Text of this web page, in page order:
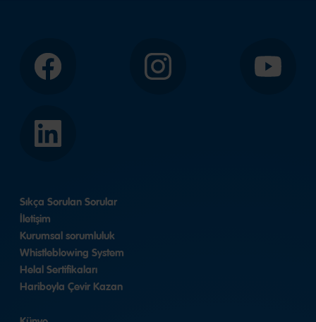
Facebook Instagram YouTube
LinkedIn
Sıkça Sorulan Sorular
İletişim
Kurumsal sorumluluk
Whistleblowing System
Helal Sertifikaları
Hariboyla Çevir Kazan